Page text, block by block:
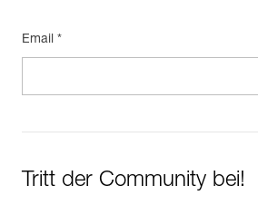
Email *
Tritt der Community bei!